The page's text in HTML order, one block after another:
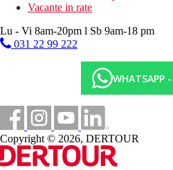
Vacante in rate
Lu - Vi 8am-20pm l Sb 9am-18 pm
031 22 99 222
WHATSAPP
Copyright © 2026, DERTOUR